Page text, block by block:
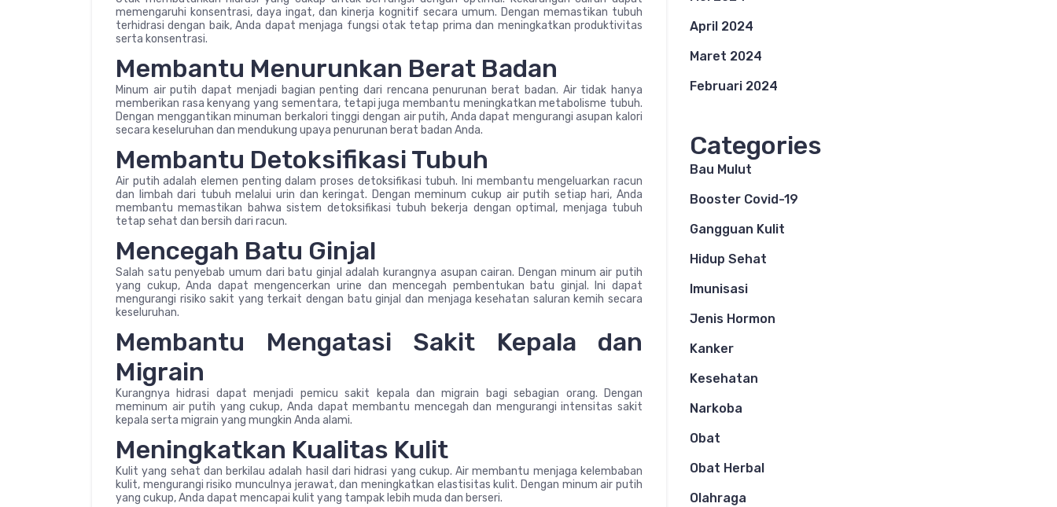
memengaruhi konsentrasi, daya ingat, dan kinerja kognitif secara umum. Dengan memastikan tubuh
terhidrasi dengan baik, Anda dapat menjaga fungsi otak tetap prima dan meningkatkan produktivitas
serta konsentrasi.
Membantu Menurunkan Berat Badan
Minum air putih dapat menjadi bagian penting dari rencana penurunan berat badan. Air tidak hanya
memberikan rasa kenyang yang sementara, tetapi juga membantu meningkatkan metabolisme tubuh.
Dengan menggantikan minuman berkalori tinggi dengan air putih, Anda dapat mengurangi asupan kalori
secara keseluruhan dan mendukung upaya penurunan berat badan Anda.
Membantu Detoksifikasi Tubuh
Air putih adalah elemen penting dalam proses detoksifikasi tubuh. Ini membantu mengeluarkan racun
dan limbah dari tubuh melalui urin dan keringat. Dengan meminum cukup air putih setiap hari, Anda
membantu memastikan bahwa sistem detoksifikasi tubuh bekerja dengan optimal, menjaga tubuh
tetap sehat dan bersih dari racun.
Mencegah Batu Ginjal
Salah satu penyebab umum dari batu ginjal adalah kurangnya asupan cairan. Dengan minum air putih
yang cukup, Anda dapat mengencerkan urine dan mencegah pembentukan batu ginjal. Ini dapat
mengurangi risiko sakit yang terkait dengan batu ginjal dan menjaga kesehatan saluran kemih secara
keseluruhan.
Membantu Mengatasi Sakit Kepala dan
Migrain
Kurangnya hidrasi dapat menjadi pemicu sakit kepala dan migrain bagi sebagian orang. Dengan
meminum air putih yang cukup, Anda dapat membantu mencegah dan mengurangi intensitas sakit
kepala serta migrain yang mungkin Anda alami.
Meningkatkan Kualitas Kulit
Kulit yang sehat dan berkilau adalah hasil dari hidrasi yang cukup. Air membantu menjaga kelembaban
kulit, mengurangi risiko munculnya jerawat, dan meningkatkan elastisitas kulit. Dengan minum air putih
yang cukup, Anda dapat mencapai kulit yang tampak lebih muda dan berseri.
April 2024
Maret 2024
Februari 2024
Categories
Bau Mulut
Booster Covid-19
Gangguan Kulit
Hidup Sehat
Imunisasi
Jenis Hormon
Kanker
Kesehatan
Narkoba
Obat
Obat Herbal
Olahraga